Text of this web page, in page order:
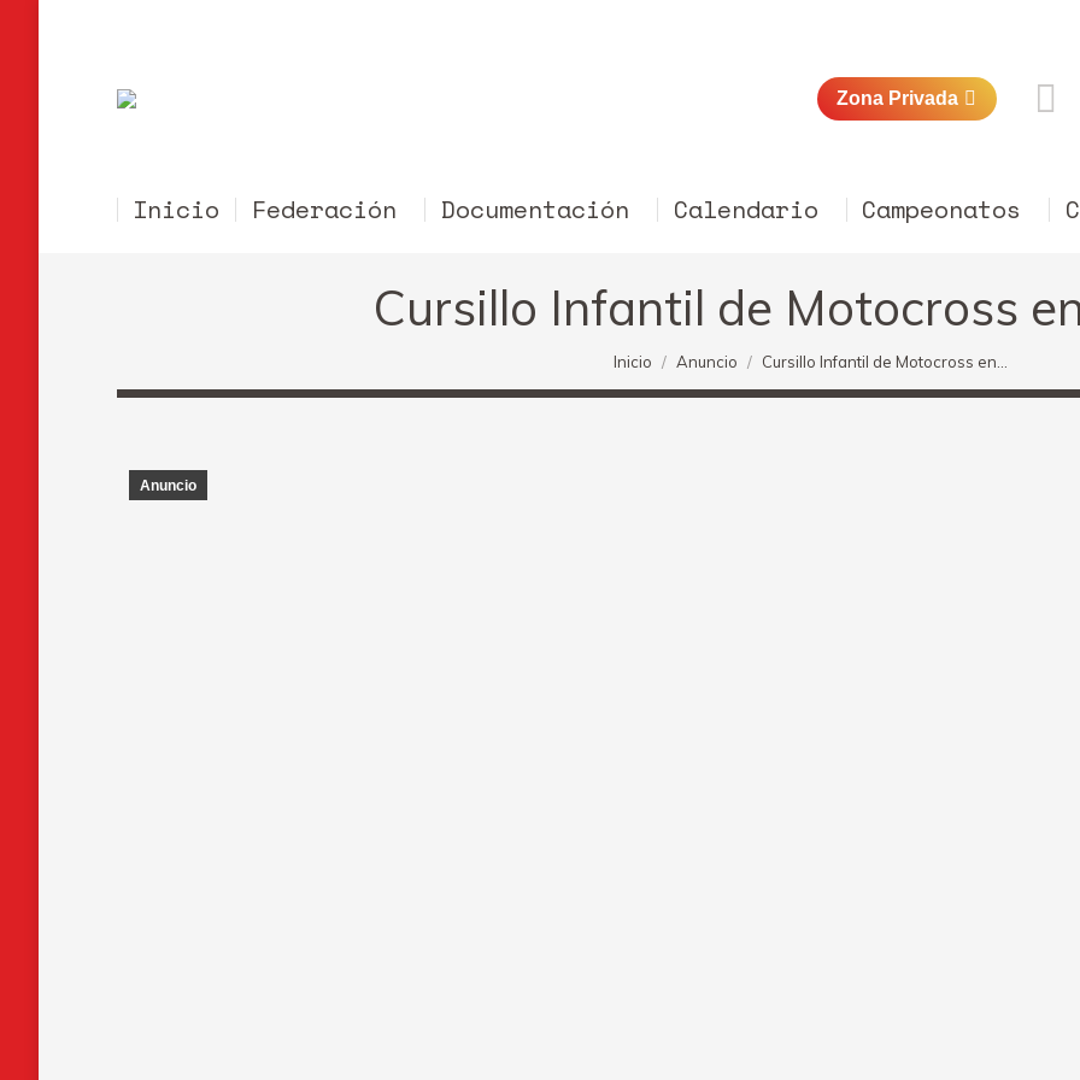
Zona Privada
Inicio Federación Documentación Calendario Campeonatos
Cursillo Infantil de Motocross
Estás aquí:
Inicio Anuncio Cursillo Infantil de Motocross en…
Anuncio